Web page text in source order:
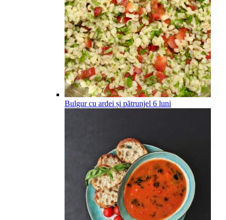
Bulgur cu ardei și pătrunjel 6 luni